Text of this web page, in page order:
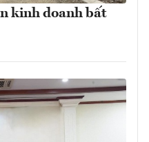
kinh doanh bất